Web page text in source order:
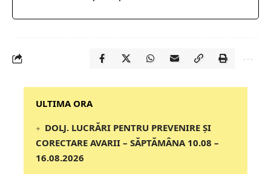
‎‎‎‎‎‎‎ULTIMA ORA
DOLJ. LUCRĂRI PENTRU PREVENIRE ȘI
CORECTARE AVARII – SĂPTĂMÂNA 10.08 –
16.08.2026